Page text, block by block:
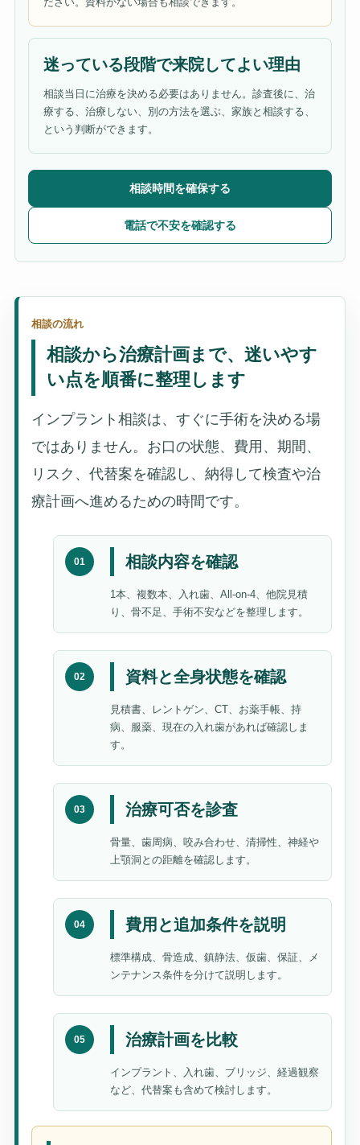
迷っている段階で来院してよい理由
相談当日に治療を決める必要はありません。診査後に、治
療する、治療しない、別の方法を選ぶ、家族と相談する、
という判断ができます。
相談時間を確保する
電話で不安を確認する
相談の流れ
相談から治療計画まで、迷いやす
い点を順番に整理します
インプラント相談は、すぐに手術を決める場
ではありません。お口の状態、費用、期間、
リスク、代替案を確認し、納得して検査や治
療計画へ進めるための時間です。
01 相談内容を確認
1本、複数本、入れ歯、All-on-4、他院見積
り、骨不足、手術不安などを整理します。
02 資料と全身状態を確認
見積書、レントゲン、CT、お薬手帳、持
病、服薬、現在の入れ歯があれば確認しま
す。
03 治療可否を診査
骨量、歯周病、咬み合わせ、清掃性、神経や
上顎洞との距離を確認します。
04 費用と追加条件を説明
標準構成、骨造成、鎮静法、仮歯、保証、メ
ンテナンス条件を分けて説明します。
05 治療計画を比較
インプラント、入れ歯、ブリッジ、経過観察
など、代替案も含めて検討します。